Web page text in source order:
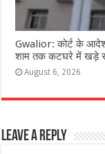
Gwalior: कोर्ट के आदेश
शाम तक कटघरे में खड़े रहे
August 6, 2026
Leave a Reply